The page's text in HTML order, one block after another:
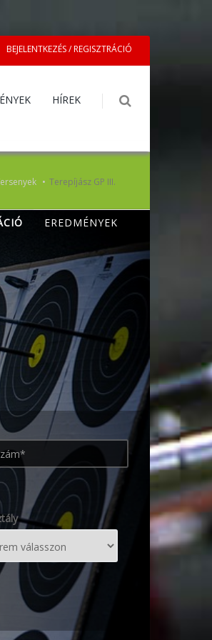
BEJELENTKEZÉS / REGISZTRÁCIÓ
HÍREK
Terepíjász GP III.
EREDMÉNYEK